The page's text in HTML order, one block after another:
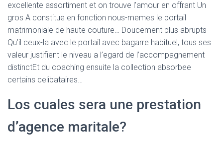
excellente assortiment et on trouve l’amour en offrant Un
gros A constitue en fonction nous-memes le portail
matrimoniale de haute couture… Doucement plus abrupts
Qu’il ceux-la avec le portail avec bagarre habituel, tous ses
valeur justifient le niveau a l’egard de l’accompagnement
distinctEt du coaching ensuite la collection absorbee
certains celibataires…
Los cuales sera une prestation
d’agence maritale?